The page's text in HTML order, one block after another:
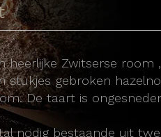
heerlijke Zwitserse room
stukjes gebroken
De taart is
nodig bestaande uit